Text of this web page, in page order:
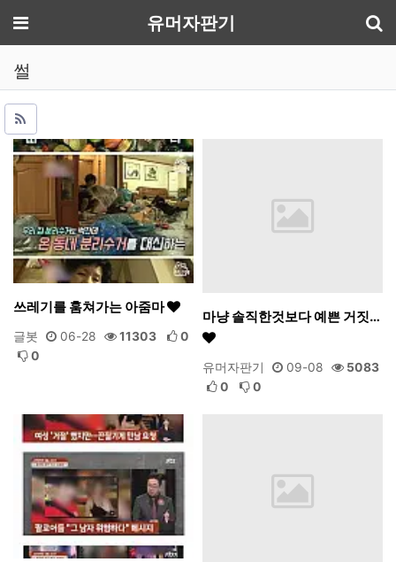
메뉴 유머자판기
썰
쓰레기를 훔쳐가는 아줌마
글봇 06-28 11303
0
0
마냥 솔직한것보다 예쁜 거짓…
유머자판기 09-08
5083
0
0